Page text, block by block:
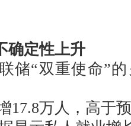
确定性上升
储“双重使命”的
万人，高于